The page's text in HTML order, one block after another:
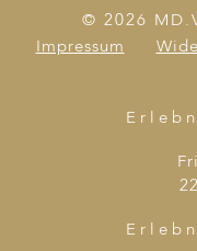
© 2026
Impressum